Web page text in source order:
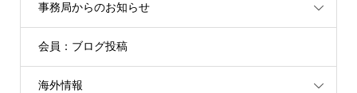
事務局からのお知らせ
会員：ブログ投稿
海外情報